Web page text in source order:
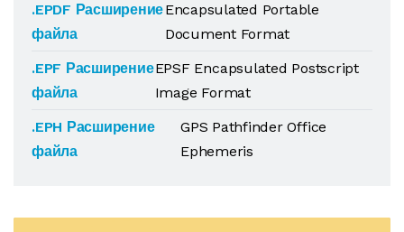
.EPDF Расширение
файла
Encapsulated Portable
Document Format
.EPF Расширение
файла
EPSF Encapsulated Postscript
Image Format
.EPH Расширение
файла
GPS Pathfinder Office
Ephemeris